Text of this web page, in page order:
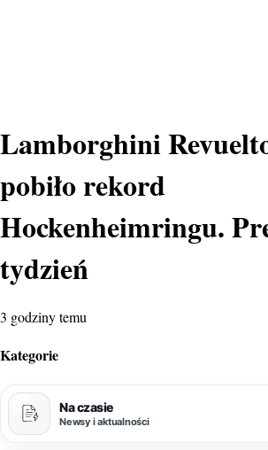
Lamborghini
pobiło rekord
Hockenheimringu.
tydzień
3 godziny temu
Kategorie
Na czasie
Newsy i aktualności